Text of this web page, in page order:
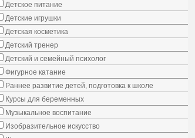
Детское питание
Детские игрушки
Детская косметика
Детский тренер
Детский и семейный психолог
Фигурное катание
Раннее развитие детей, подготовка к школе
Курсы для беременных
Музыкальное воспитание
Изобразительное искусство